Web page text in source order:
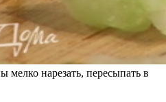
мелко нарезать, пересыпать в